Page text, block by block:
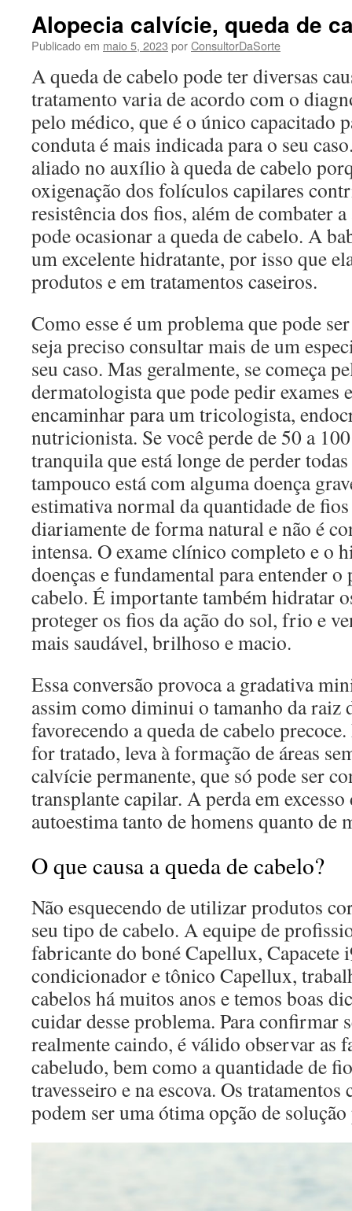
Alopecia calvície, queda de
Publicado em maio 5, 2023 porConsultorDaSorte
A queda de cabelo pode ter diversas
tratamento varia de acordo com o
pelo médico, que é o único capacitado
conduta é mais indicada para o seu
aliado no auxílio à queda de cabelo
oxigenação dos folículos capilares
resistência dos fios, além de combater
pode ocasionar a queda de cabelo. A
um excelente hidratante, por isso que
produtos e em tratamentos caseiros.
Como esse é um problema que pode
seja preciso consultar mais de um
seu caso. Mas geralmente, se começa
dermatologista que pode pedir exames
encaminhar para um tricologista,
nutricionista. Se você perde de 50 a
tranquila que está longe de perder
tampouco está com alguma doença
estimativa normal da quantidade de
diariamente de forma natural e não é
intensa. O exame clínico completo e o
doenças e fundamental para entender o
cabelo. É importante também hidratar
proteger os fios da ação do sol, frio e
mais saudável, brilhoso e macio.
Essa conversão provoca a gradativa
assim como diminui o tamanho da raiz
favorecendo a queda de cabelo
for tratado, leva à formação de áreas
calvície permanente, que só pode ser
transplante capilar. A perda em
autoestima tanto de homens quanto de
O que causa a queda de cabelo?
Não esquecendo de utilizar produtos
seu tipo de cabelo. A equipe de
fabricante do boné Capellux, Capacete
condicionador e tônico Capellux,
cabelos há muitos anos e temos boas
cuidar desse problema. Para confirmar
realmente caindo, é válido observar as
cabeludo, bem como a quantidade de
travesseiro e na escova. Os tratamentos
podem ser uma ótima opção de solução